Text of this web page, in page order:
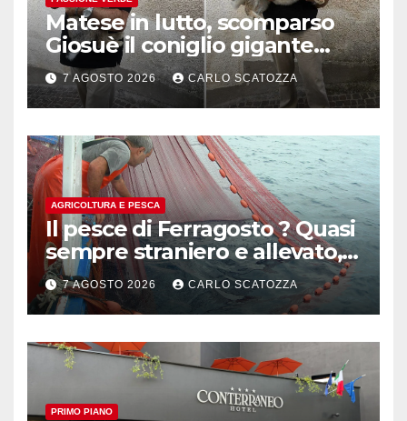
Matese in lutto, scomparso
Giosuè il coniglio gigante
pluripremiato
7 AGOSTO 2026 CARLO SCATOZZA
AGRICOLTURA E PESCA
Il pesce di Ferragosto ? Quasi
sempre straniero e allevato,
in sofferenza
7 AGOSTO 2026 CARLO SCATOZZA
PRIMO PIANO